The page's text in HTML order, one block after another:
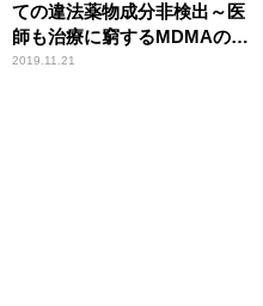
ての違法薬物成分非検出～医
師も治療に窮するMDMAの危
険性
2019.11.21